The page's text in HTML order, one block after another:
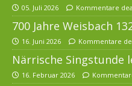
05. Juli 2026 Kommentare
700 Jahre Weisbach
16. Juni 2026 Kommentare
Närrische Singstunde
16. Februar 2026